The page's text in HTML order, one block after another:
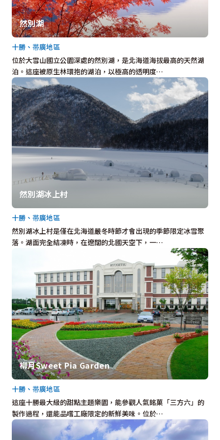
然別湖
位於大雪山國立公園深處的然別湖，是北海道海拔最高的天然湖
泊。這座被原生林環抱的湖泊，以極高的透明度…
十勝、帯廣地區
然別湖冰上村
然別湖冰上村是僅在北海道嚴冬時節才會出現的季節限定冰雪聚
落。湖面完全結凍時，在遼闊的北國天空下，一…
十勝、帯廣地區
柳月Sweet Pia Garden
這座十勝最大級的甜點主題樂園，能參觀人氣銘菓「三方六」的
製作過程，還能品嚐工廠限定的新鮮美味。位於…
十勝、帯廣地區